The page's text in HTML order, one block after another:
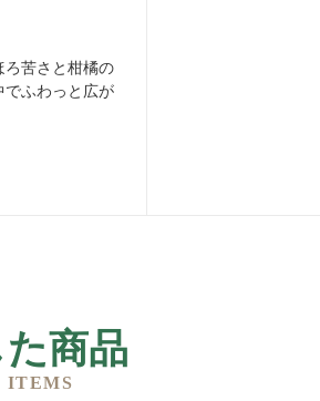
ろ苦さと柑橘の
でふわっと広が
商品
ITEMS